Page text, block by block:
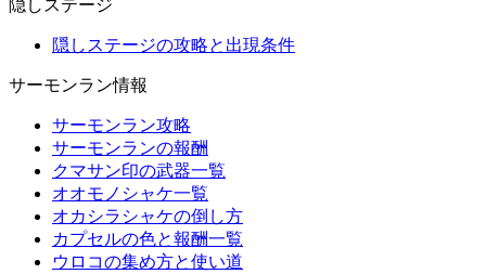
隠しステージ
隠しステージの攻略と出現条件
サーモンラン情報
サーモンラン攻略
サーモンランの報酬
クマサン印の武器一覧
オオモノシャケ一覧
オカシラシャケの倒し方
カプセルの色と報酬一覧
ウロコの集め方と使い道